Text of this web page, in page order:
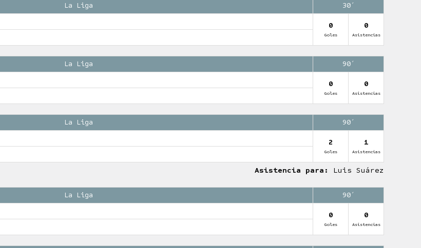
La Liga
30′
0
Goles
0
Asistencias
La Liga
90′
0
Goles
0
Asistencias
La Liga
90′
2
Goles
1
Asistencias
Asistencia para: Luis Suárez
La Liga
90′
0
Goles
0
Asistencias